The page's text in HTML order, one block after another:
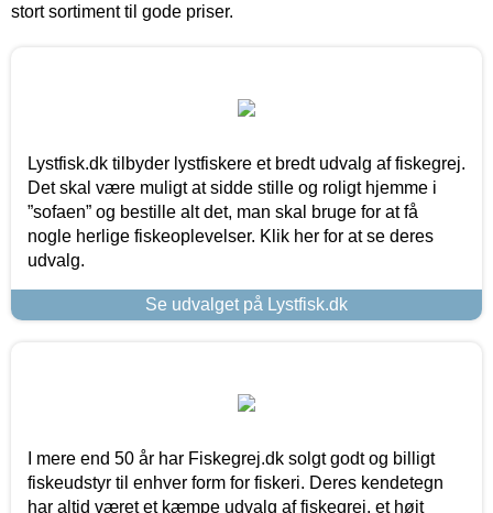
stort sortiment til gode priser.
Lystfisk.dk tilbyder lystfiskere et bredt udvalg af fiskegrej.
Det skal være muligt at sidde stille og roligt hjemme i
”sofaen” og bestille alt det, man skal bruge for at få
nogle herlige fiskeoplevelser. Klik her for at se deres
udvalg.
Se udvalget på Lystfisk.dk
I mere end 50 år har Fiskegrej.dk solgt godt og billigt
fiskeudstyr til enhver form for fiskeri. Deres kendetegn
har altid været et kæmpe udvalg af fiskegrej, et højt